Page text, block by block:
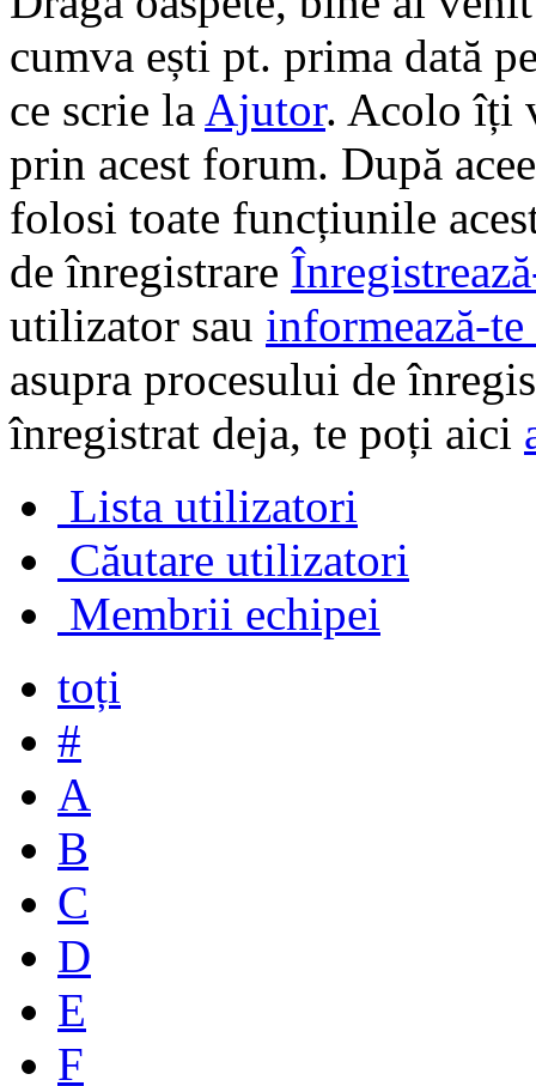
cumva ești pt. prima dată
ce scrie la Ajutor. Acolo îți
prin acest forum. După
folosi toate funcțiunile
de înregistrare
utilizator sau informează-
asupra procesului de
înregistrat deja, te poți aici
Lista utilizatori
Căutare utilizatori
Membrii echipei
toți
#
A
B
C
D
E
F